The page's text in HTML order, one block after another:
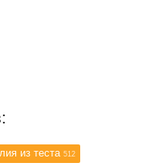
из теста 512